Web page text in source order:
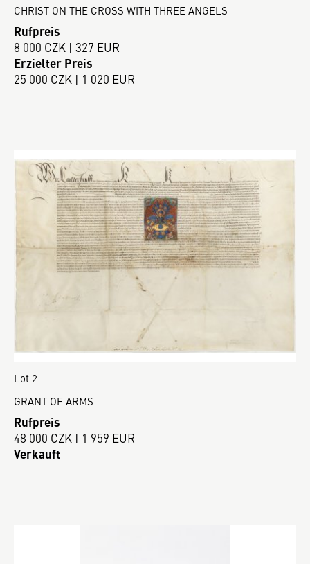
CHRIST ON THE CROSS WITH THREE ANGELS
Rufpreis
8 000 CZK | 327 EUR
Erzielter Preis
25 000 CZK | 1 020 EUR
Lot 2
GRANT OF ARMS
Rufpreis
48 000 CZK | 1 959 EUR
Verkauft